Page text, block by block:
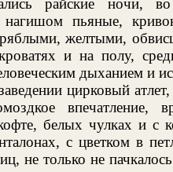
райские ночи,
пьяные,
желтыми,
и на полу,
дыханием и
цирковый
белых чулках и с
с цветком в
не только не